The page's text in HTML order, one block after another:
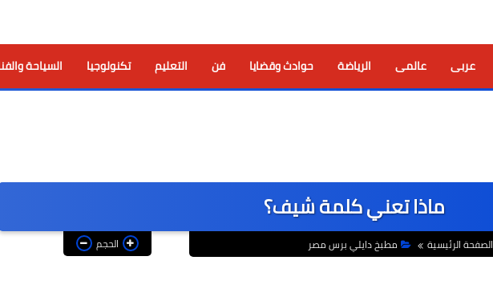
عربى عالمى الرياضة حوادث وقضايا فن التعليم تكنولوجيا السياحة
ماذا تعني كلمة شيف؟
الصفحة الرئيسية مطبخ دايلي برس مصر الحجم